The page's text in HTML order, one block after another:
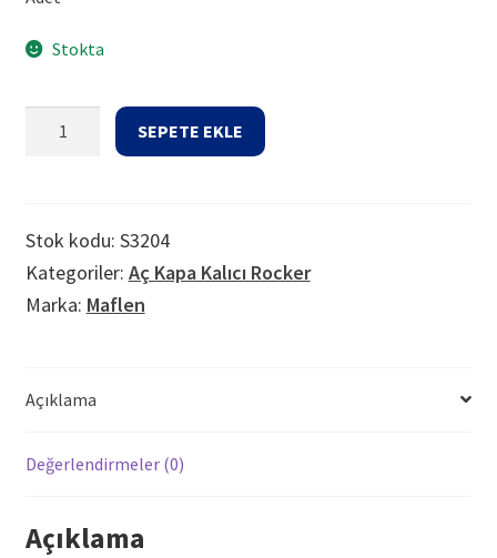
Stokta
Siyah
Anahtar
Tip05
SEPETE EKLE
Stok kodu: S3204
Kategoriler: Aç Kapa Kalıcı Rocker
Marka: Maflen
Açıklama
Değerlendirmeler (0)
Açıklama